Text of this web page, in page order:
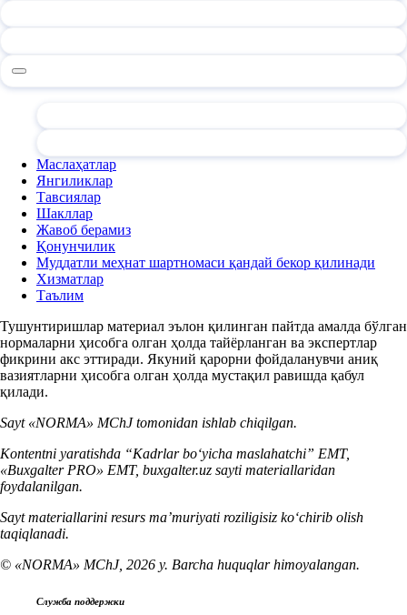
Маслаҳатлар
Янгиликлар
Тавсиялар
Шакллар
Жавоб берамиз
Қонунчилик
Муддатли меҳнат шартномаси қандай бекор қилинади
Хизматлар
Таълим
Тушунтиришлар материал эълон қилинган пайтда амалда бўлган
нормаларни ҳисобга олган ҳолда тайёрланган ва экспертлар
фикрини акс эттиради. Якуний қарорни фойдаланувчи аниқ
вазиятларни ҳисобга олган ҳолда мустақил равишда қабул
қилади.
Sayt «NORMA» MChJ tomonidan ishlab chiqilgan.
Kontentni yaratishda “Kadrlar boʻyicha maslahatchi” EMT,
«Buxgalter PRO» EMT, buxgalter.uz sayti materiallaridan
foydalanilgan.
Sayt materiallarini resurs ma’muriyati roziligisiz koʻchirib olish
taqiqlanadi.
© «NORMA» MChJ, 2026 y. Barcha huquqlar himoyalangan.
Служба поддержки